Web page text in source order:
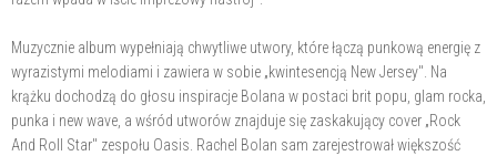
Muzycznie album wypełniają chwytliwe utwory, które łączą punkową energię z
wyrazistymi melodiami i zawiera w sobie „kwintesencją New Jersey". Na
krążku dochodzą do głosu inspiracje Bolana w postaci brit popu, glam rocka,
punka i new wave, a wśród utworów znajduje się zaskakujący cover „Rock
And Roll Star" zespołu Oasis. Rachel Bolan sam zarejestrował większość